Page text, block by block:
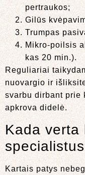
pertraukos;
Gilūs
Trumpas
Mikro-poilsis
kas 20 min.).
Reguliariai
nuovargio ir
svarbu dirbant prie
apkrova didelė.
Kada verta
Kartais patys